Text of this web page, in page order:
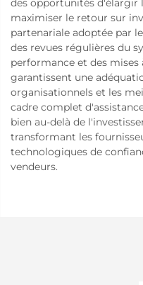
maximiser le retour sur
partenariale adoptée par
des revues régulières du
performance et des
garantissent une
organisationnels et les
cadre complet
bien au-delà de
transformant les
technologiques de
vendeurs.